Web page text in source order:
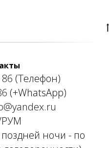
(Телефон)
(+WhatsApp)
ночи - по